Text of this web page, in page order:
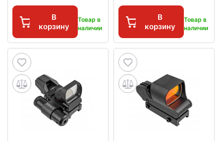
В
корзину
Товар в
наличии
В
корзину
Товар в
наличии